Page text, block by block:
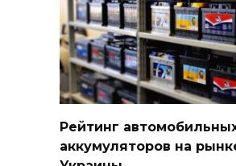
Рейтинг
аккумуляторов на